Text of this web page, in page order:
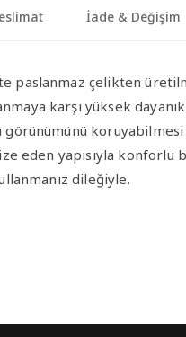
İade & Değişim
paslanmaz çelikten
karşı yüksek
eden yapısıyla konforlu
dileğiyle.